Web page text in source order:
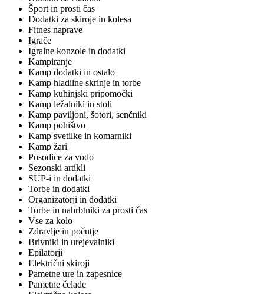
Šport in prosti čas
Dodatki za skiroje in kolesa
Fitnes naprave
Igrače
Igralne konzole in dodatki
Kampiranje
Kamp dodatki in ostalo
Kamp hladilne skrinje in torbe
Kamp kuhinjski pripomočki
Kamp ležalniki in stoli
Kamp paviljoni, šotori, senčniki
Kamp pohištvo
Kamp svetilke in komarniki
Kamp žari
Posodice za vodo
Sezonski artikli
SUP-i in dodatki
Torbe in dodatki
Organizatorji in dodatki
Torbe in nahrbtniki za prosti čas
Vse za kolo
Zdravlje in počutje
Brivniki in urejevalniki
Epilatorji
Električni skiroji
Pametne ure in zapesnice
Pametne čelade